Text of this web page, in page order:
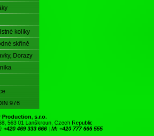
kolíky
skříně
Dorazy
976
Production, s.r.o.
563 01 Lanškroun, Czech Republic
+420 469 333 666 | M: +420 777 666 555